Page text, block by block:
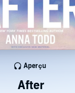
After
Aperçu